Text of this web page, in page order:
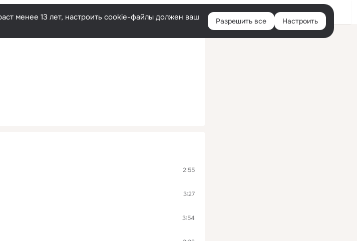
Войти
менее 13 лет, настроить cookie-файлы должен ваш
Разрешить все Настроить
2:55
3:27
3:54